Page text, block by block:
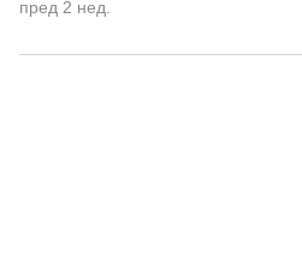
тешка семејна трагедија, но
април 1921 година во селото
пред 2 нед.